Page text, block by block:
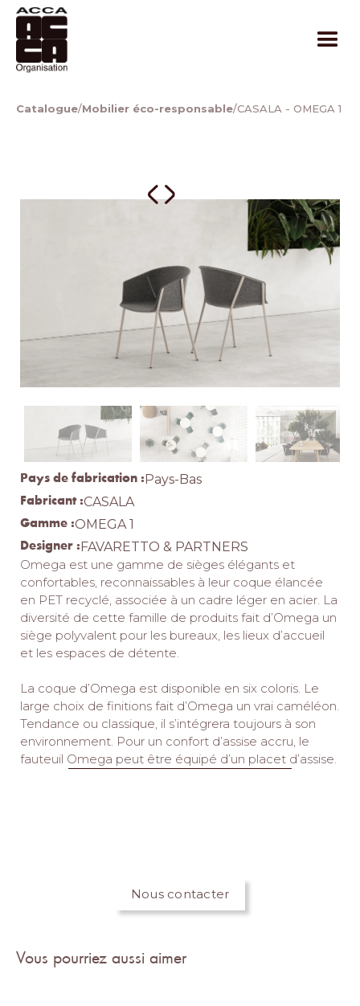
Catalogue/Mobilier éco-responsable/CASALA - OMEGA 1
Pays de fabrication :Pays-Bas
Fabricant :CASALA
Gamme :OMEGA 1
Designer :FAVARETTO & PARTNERS
Omega est une gamme de sièges élégants et
confortables, reconnaissables à leur coque élancée
en PET recyclé, associée à un cadre léger en acier. La
diversité de cette famille de produits fait d’Omega un
siège polyvalent pour les bureaux, les lieux d’accueil
et les espaces de détente.
La coque d’Omega est disponible en six coloris. Le
large choix de finitions fait d’Omega un vrai caméléon.
Tendance ou classique, il s’intégrera toujours à son
environnement. Pour un confort d’assise accru, le
fauteuil Omega peut être équipé d’un placet d’assise.
Nous contacter
Vous pourriez aussi aimer